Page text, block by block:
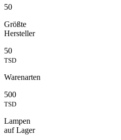
50
Größte
Hersteller
50
TSD
Warenarten
500
TSD
Lampen
auf Lager